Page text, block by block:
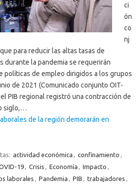
ci
ón
co
nj
para reducir las altas tasas de
durante la pandemia se requerirán
políticas de empleo dirigidos a los grupos
de 2021 (Comunicado conjunto OIT-
PIB regional registró una contracción de
siglo,…
de la región demorarán en
actividad económica , confinamiento ,
19, Crisis , Economía , Impacto ,
laborales , Pandemia , PIB , trabajadores ,